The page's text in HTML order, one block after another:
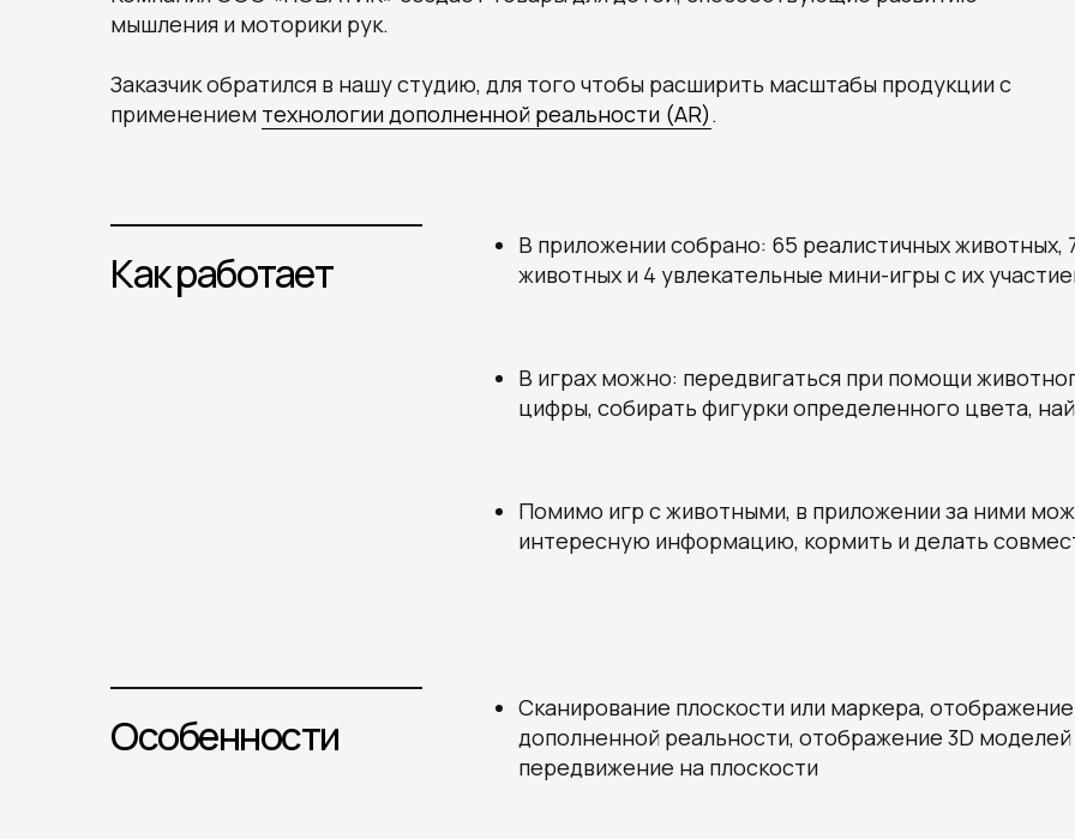
мышления и моторики рук.
Заказчик обратился в нашу студию, для того чтобы расширить масштабы продукции с
применением технологии дополненной реальности (AR).
Как работает
В приложении собрано: 65 реалистичных животных,
животных и 4 увлекательные мини-игры с их
В играх можно: передвигаться при помощи
цифры, собирать фигурки определенного цвета,
Помимо игр с животными, в приложении за ними
интересную информацию, кормить и делать
Особенности
Сканирование плоскости или маркера,
дополненной реальности, отображение 3D
передвижение на плоскости